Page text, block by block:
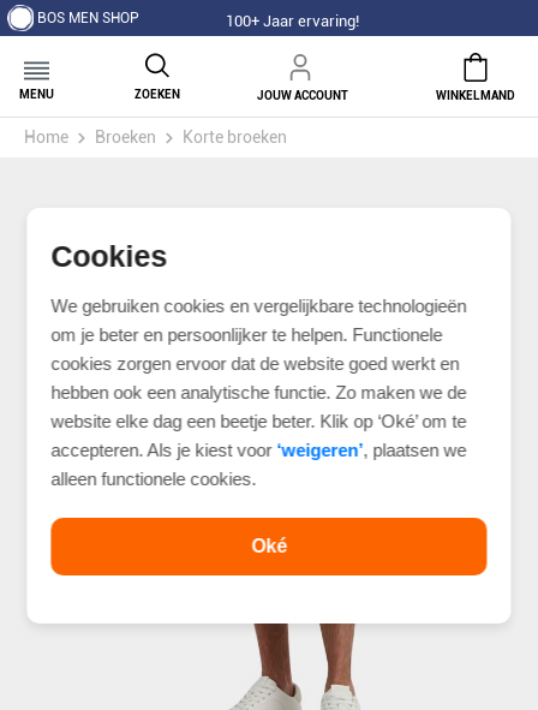
Cookies
We gebruiken cookies en vergelijkbare technologieën
om je beter en persoonlijker te helpen. Functionele
cookies zorgen ervoor dat de website goed werkt en
hebben ook een analytische functie. Zo maken we de
website elke dag een beetje beter. Klik op ‘Oké’ om te
accepteren. Als je kiest voor ‘weigeren’, plaatsen we
alleen functionele cookies.
Oké
BOS MEN SHOP 100+ Jaar ervaring!
MENU ZOEKEN JOUW ACCOUNT WINKELMAND
Home Broeken Korte broeken